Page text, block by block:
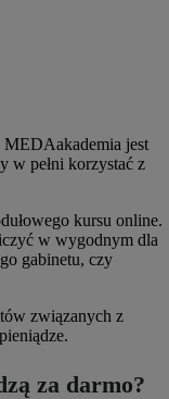
jest
w pełni korzystać z
kursu online.
w wygodnym dla
gabinetu, czy
związanych z
za darmo?